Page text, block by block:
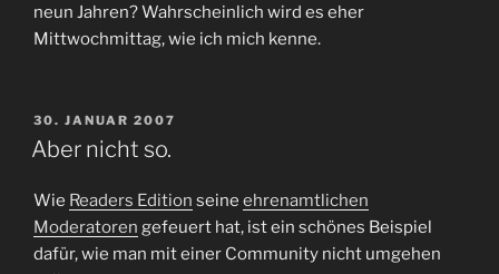
neun Jahren? Wahrscheinlich wird es eher
Mittwochmittag, wie ich mich kenne.
VERÖFFENTLICHT
AM
30. JANUAR 2007
Aber nicht so.
Wie Readers Edition seine ehrenamtlichen
Moderatoren gefeuert hat, ist ein schönes Beispiel
dafür, wie man mit einer Community nicht umgehen